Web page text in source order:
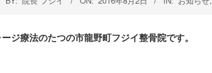
ジ療法のたつの市龍野町フジイ整骨院です。